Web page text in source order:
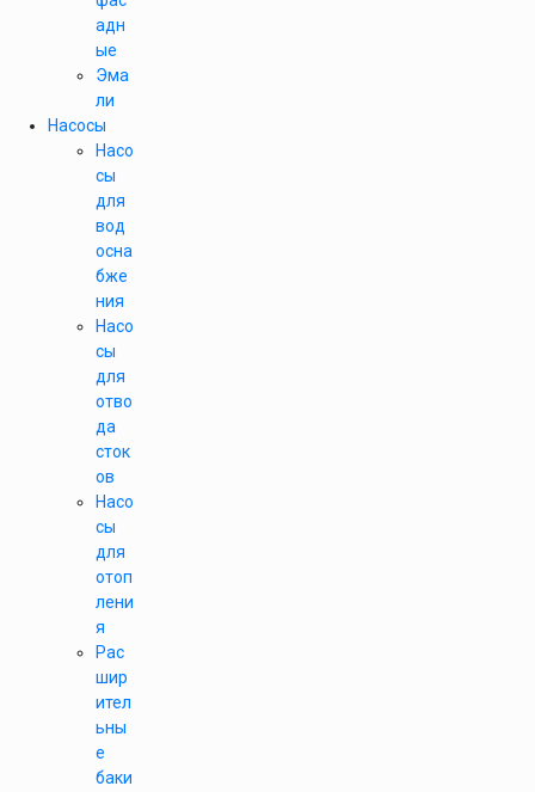
адн
ые
Эма
ли
Насосы
Насо
сы
для
вод
осна
бже
ния
Насо
сы
для
отво
да
сток
ов
Насо
сы
для
отоп
лени
я
Рас
шир
ител
ьны
е
баки